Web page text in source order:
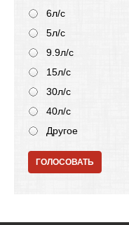
6л/с
5л/с
9.9л/с
15л/с
30л/с
40л/с
Другое
ГОЛОСОВАТЬ